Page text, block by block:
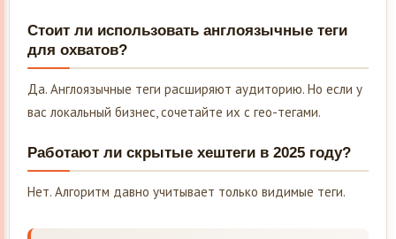
Стоит ли использовать англоязычные теги
для охватов?
Да. Англоязычные теги расширяют аудиторию. Но если у
вас локальный бизнес, сочетайте их с гео-тегами.
Работают ли скрытые хештеги в 2025 году?
Нет. Алгоритм давно учитывает только видимые теги.